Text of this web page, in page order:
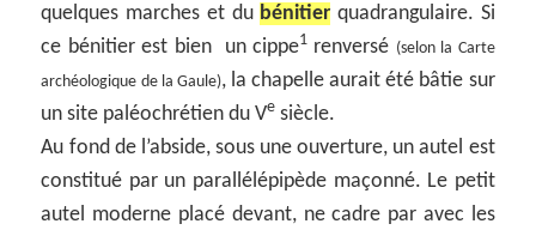
quelques marches et du bénitier quadrangulaire. Si
ce bénitier est bien un cippe1renversé (selon la Carte
archéologique de la Gaule), la chapelle aurait été bâtie sur
un site paléochrétien du Ve siècle.
Au fond de l’abside, sous une ouverture, un autel est
constitué par un parallélépipède maçonné. Le petit
autel moderne placé devant, ne cadre par avec les